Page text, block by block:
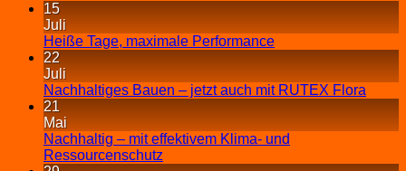
15
Juli
Heiße Tage, maximale Performance
22
Juli
Nachhaltiges Bauen – jetzt auch mit RUTEX Flora
21
Mai
Nachhaltig – mit effektivem Klima- und
Ressourcenschutz